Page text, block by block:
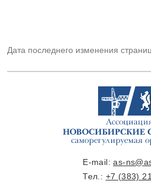
Дата последнего изменения
E-mail:as-
Тел.: +7 (383)